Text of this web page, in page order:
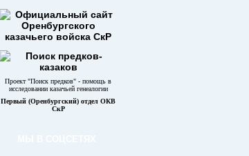
Проект "Поиск предков" - помощь в
исследовании казачьей генеалогии
Первый (Оренбургский) отдел ОКВ
СкР